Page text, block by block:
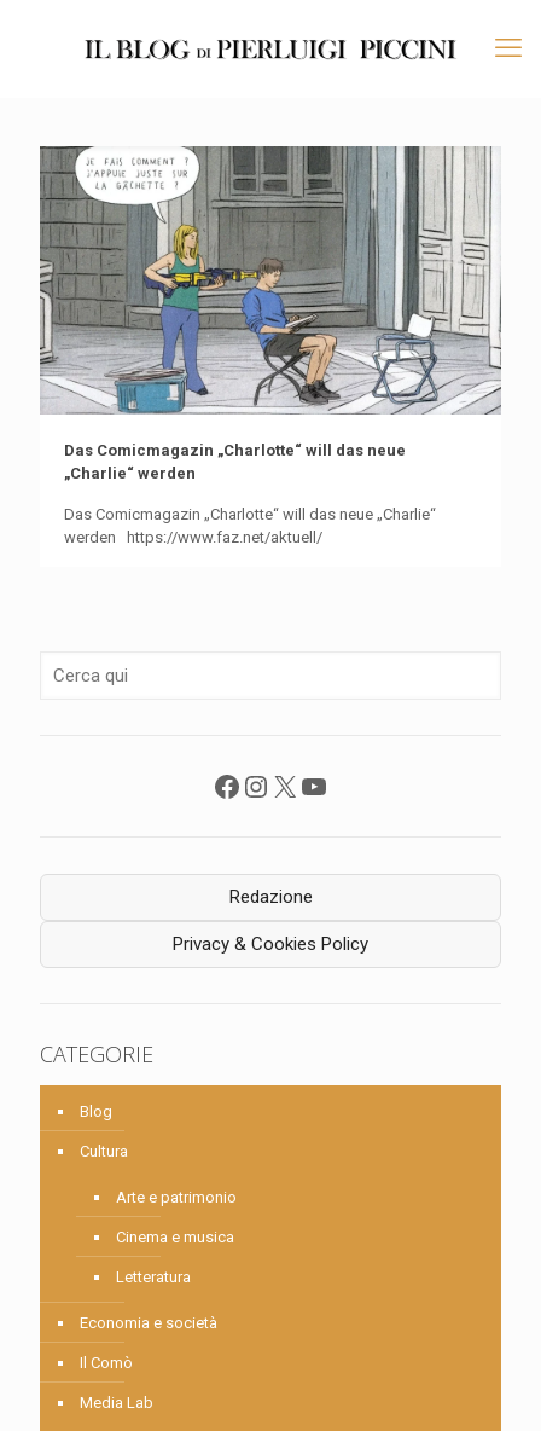
Das Comicmagazin „Charlotte“ will das neue
„Charlie“ werden
Das Comicmagazin „Charlotte“ will das neue „Charlie“
werden https://www.faz.net/aktuell/
Facebook
Instagram
X YouTube
Redazione
Privacy & Cookies Policy
CATEGORIE
Blog
Cultura
Arte e patrimonio
Cinema e musica
Letteratura
Economia e società
Il Comò
Media Lab